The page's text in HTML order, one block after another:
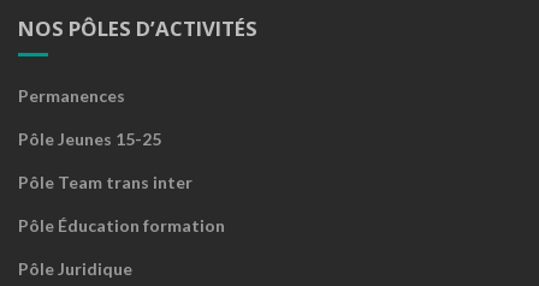
NOS PÔLES D’ACTIVITÉS
Permanences
Pôle Jeunes 15-25
Pôle Team trans inter
Pôle Éducation formation
Pôle Juridique